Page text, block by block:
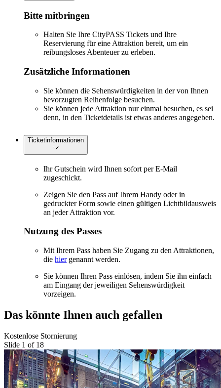
Bitte mitbringen
Halten Sie Ihre CityPASS Tickets und Ihre
Reservierung für eine Attraktion bereit, um ein
reibungsloses Abenteuer zu erleben.
Zusätzliche Informationen
Sie können die Sehenswürdigkeiten in der von Ihnen
bevorzugten Reihenfolge besuchen.
Sie können jede Attraktion nur einmal besuchen, es sei
denn, in den Ticketdetails ist etwas anderes angegeben.
Ticketinformationen
Ihr Gutschein wird Ihnen sofort per E-Mail
zugeschickt.
Zeigen Sie den Pass auf Ihrem Handy oder in
gedruckter Form sowie einen gültigen Lichtbildausweis
an jeder Attraktion vor.
Nutzung des Passes
Mit Ihrem Pass haben Sie Zugang zu den Attraktionen,
die hiergenannt werden.
Sie können Ihren Pass einlösen, indem Sie ihn einfach
am Eingang der jeweiligen Sehenswürdigkeit
vorzeigen.
Das könnte Ihnen auch gefallen
Kostenlose Stornierung
Slide 1 of 18